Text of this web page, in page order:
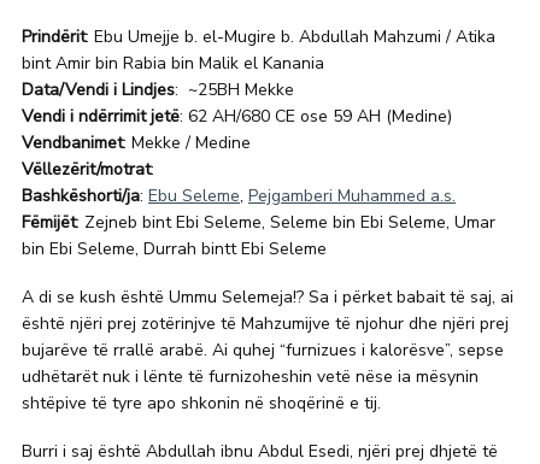
Prindërit: Ebu Umejje b. el-Mugire b. Abdullah Mahzumi / Atika
bint Amir bin Rabia bin Malik el Kanania
Data/Vendi i Lindjes: ~25BH Mekke
Vendi i ndërrimit jetë: 62 AH/680 CE ose 59 AH (Medine)
Vendbanimet: Mekke / Medine
Vëllezërit/motrat:
Bashkëshorti/ja: Ebu Seleme, Pejgamberi Muhammed a.s.
Fëmijët: Zejneb bint Ebi Seleme, Seleme bin Ebi Seleme, Umar
bin Ebi Seleme, Durrah bintt Ebi Seleme
A di se kush është Ummu Selemeja!? Sa i përket babait të saj, ai
është njëri prej zotërinjve të Mahzumijve të njohur dhe njëri prej
bujarëve të rrallë arabë. Ai quhej “furnizues i kalorësve”, sepse
udhëtarët nuk i lënte të furnizoheshin vetë nëse ia mësynin
shtëpive të tyre apo shkonin në shoqërinë e tij.
Burri i saj është Abdullah ibnu Abdul Esedi, njëri prej dhjetë të